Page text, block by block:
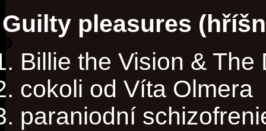
Guilty pleasures
Billie the Vision & The
cokoli od Víta Olmera
paraniodní